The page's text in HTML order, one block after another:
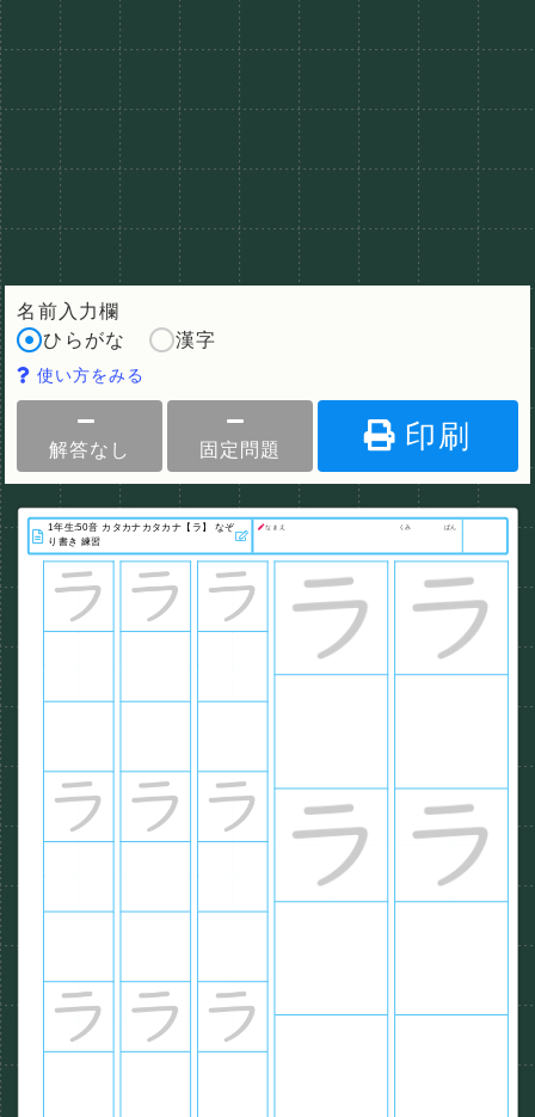
名前入力欄
ひらがな
漢字
使い方をみる
解答なし 固定問題 印刷
なまえ くみ ばん